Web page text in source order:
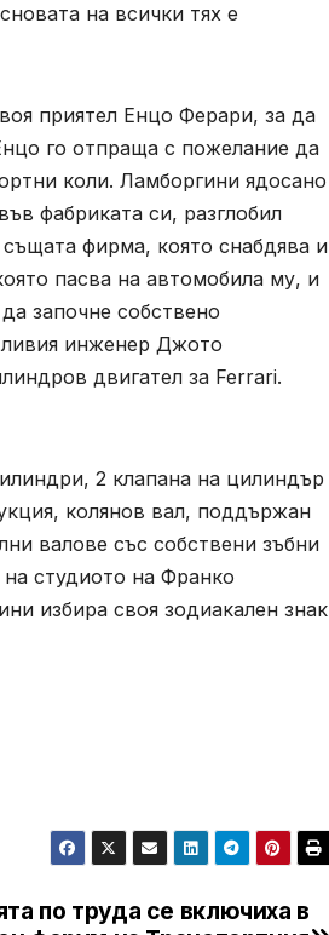
на всички тях е
приятел Енцо Ферари, за да
го отпраща с пожелание да
коли. Ламборгини ядосано
фабриката си, разглобил
фирма, която снабдява и
пасва на автомобила му, и
започне собствено
инженер Джото
двигател за Ferrari.
2 клапана на цилиндър
колянов вал, поддържан
валове със собствени зъбни
студиото на Франко
избира своя зодиакален знак
по труда се включиха в